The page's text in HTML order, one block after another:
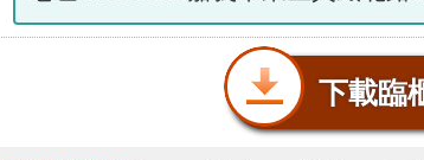
下載臨